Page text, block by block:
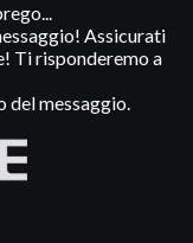
Assicurati
Ti risponderemo a
del messaggio.